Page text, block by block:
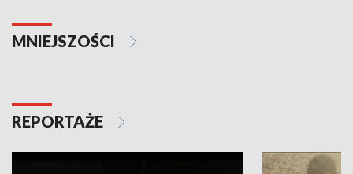
MNIEJSZOŚCI
REPORTAŻE